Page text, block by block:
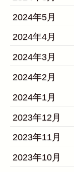
2024年5月
2024年4月
2024年3月
2024年2月
2024年1月
2023年12月
2023年11月
2023年10月